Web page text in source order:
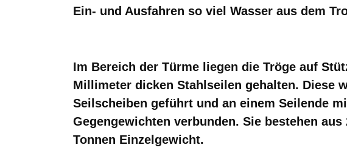
Ein- und Ausfahren so viel Wasser aus dem
Im Bereich der Türme liegen die Tröge auf
Millimeter dicken Stahlseilen gehalten. Diese
Seilscheiben geführt und an einem Seilende
Gegengewichten verbunden. Sie bestehen
Tonnen Einzelgewicht.